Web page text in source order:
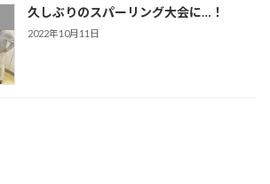
久しぶりのスパーリング大会に…！
2022年10月11日